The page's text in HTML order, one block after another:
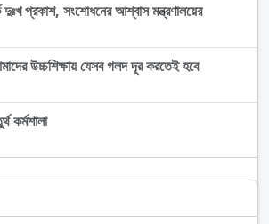
প্রকাশ, সংশোধনের আশ্বাস মন্ত্রণালয়ের
উচ্চশিক্ষায় যেসব গলদ দূর করতেই হবে
কর্মশালা